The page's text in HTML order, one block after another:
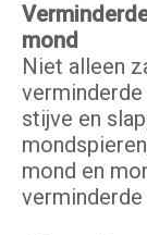
mond
Niet alleen
stijve en
mond en
verminderde